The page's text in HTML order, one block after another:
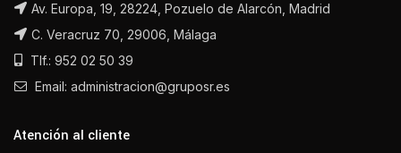
Av. Europa, 19, 28224, Pozuelo de Alarcón, Madrid
C. Veracruz 70, 29006, Málaga
Tlf.: 952 02 50 39
Email: administracion@gruposr.es
Atención al cliente